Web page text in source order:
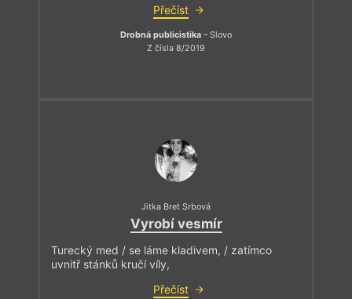
Přečíst
Drobná publicistika – Slovo
Z čísla 8/2019
Jitka Bret Srbová
Vyrobí vesmír
Turecký med / se láme kladivem, / zatímco
uvnitř stánků kručí víly,
Přečíst